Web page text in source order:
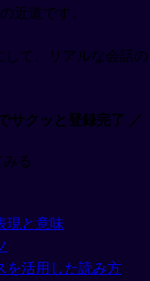
近道です。
して、リアルな会話の
サクッと登録完了 ／
る
現と意味
を活用した読み方